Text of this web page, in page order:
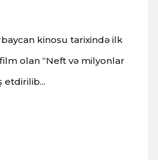
kinosu tarixində ilk
olan “Neft və milyonlar
etdirilib...